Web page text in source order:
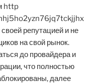
http
репутацией и не
на свой рынок.
до провайдера и
что полностью
далее